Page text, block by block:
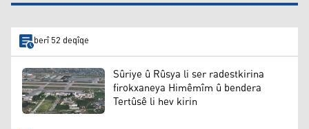
berî 52 deqîqe
Sûriye û Rûsya li ser radestkirina
firokxaneya Himêmîm û bendera
Tertûsê li hev kirin